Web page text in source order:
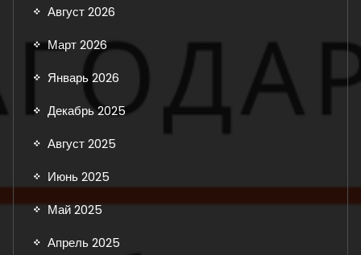
Август 2026
Март 2026
Январь 2026
Декабрь 2025
Август 2025
Июнь 2025
Май 2025
Апрель 2025